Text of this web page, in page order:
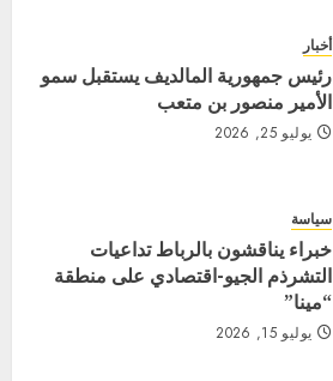
أخبار
رئيس جمهورية المالديف يستقبل سمو
الأمير منصور بن متعب
يوليو 25, 2026
سياسة
خبراء يناقشون بالرباط تداعيات
التشرذم الجيو-اقتصادي على منطقة
“مينا”
يوليو 15, 2026